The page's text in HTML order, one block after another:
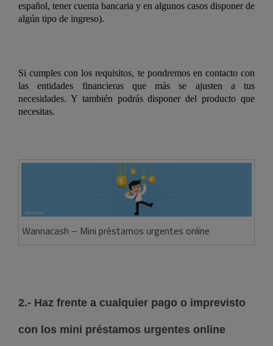
español, tener cuenta bancaria y en algunos casos disponer de
algún tipo de ingreso).
Si cumples con los requisitos, te pondremos en contacto con
las entidades financieras que más se ajusten a tus
necesidades. Y también podrás disponer del producto que
necesitas.
Wannacash – Mini préstamos urgentes online
2.- Haz frente a cualquier pago o imprevisto
con los mini préstamos urgentes online